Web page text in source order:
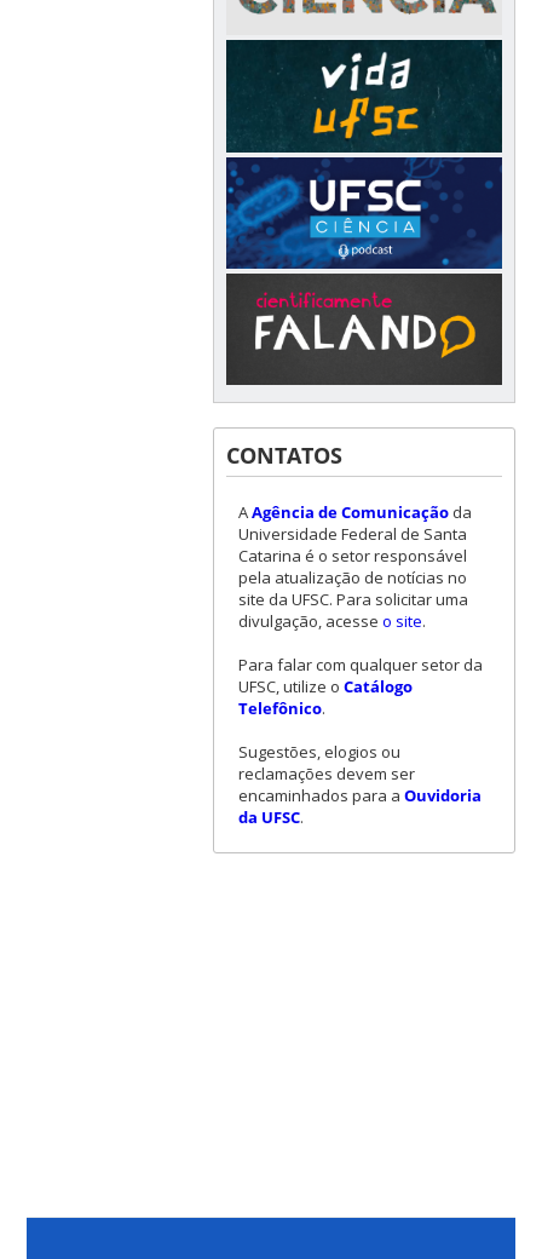
CONTATOS
AAgência de Comunicaçãoda
Universidade Federal de Santa
Catarina é o setor responsável
pela atualização de notícias no
site da UFSC. Para solicitar uma
divulgação, acesse o site.
Para falar com qualquer setor da
UFSC, utilize o Catálogo
Telefônico.
Sugestões, elogios ou
reclamações devem ser
encaminhados para a Ouvidoria
da UFSC.